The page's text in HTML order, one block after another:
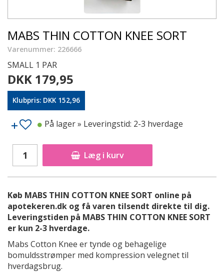
MABS THIN COTTON KNEE SORT
Varenummer: 226666
SMALL 1 PAR
DKK 179,95
Klubpris: DKK 152,96
Læg i kurv
På lager» Leveringstid: 2-3 hverdage
Køb MABS THIN COTTON KNEE SORT online på
apotekeren.dk og få varen tilsendt direkte til dig.
Leveringstiden på MABS THIN COTTON KNEE SORT
er kun 2-3 hverdage.
Mabs Cotton Knee er tynde og behagelige
bomuldsstrømper med kompression velegnet til
hverdagsbrug.